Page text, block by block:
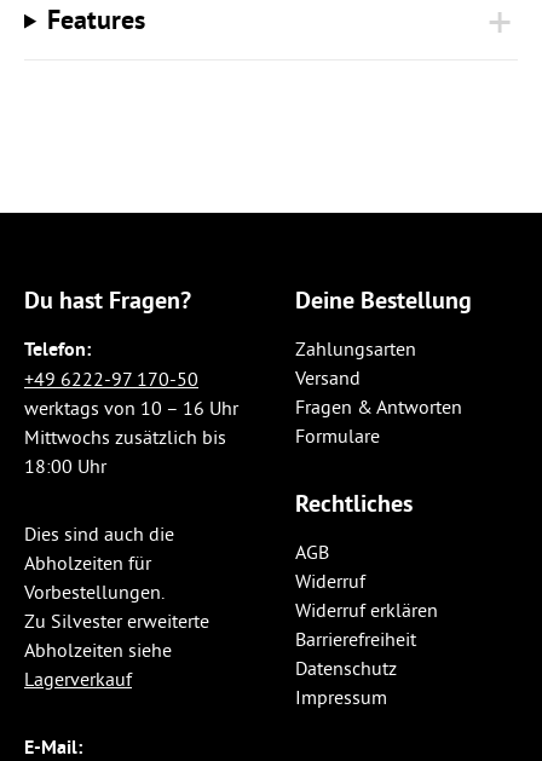
Features
Du hast Fragen?
Telefon:
+49 6222-97 170-50
werktags von 10 – 16 Uhr
Mittwochs zusätzlich bis
18:00 Uhr
Dies sind auch die
Abholzeiten für
Vorbestellungen.
Zu Silvester erweiterte
Abholzeiten siehe
Lagerverkauf
E-Mail:
Deine Bestellung
Zahlungsarten
Versand
Fragen & Antworten
Formulare
Rechtliches
AGB
Widerruf
Widerruf erklären
Barrierefreiheit
Datenschutz
Impressum